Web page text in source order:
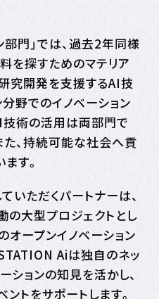
部門」では、過去2年同様
を探すためのマテリア
研究開発を支援するAI技
分野でのイノベーション
技術の活用は両部門で
、持続可能な社会へ貢
す。
いただくパートナーは、
大型プロジェクトとし
ープンイノベーション
Aiは独自のネッ
ションの知見を活かし、
ントをサポートします。